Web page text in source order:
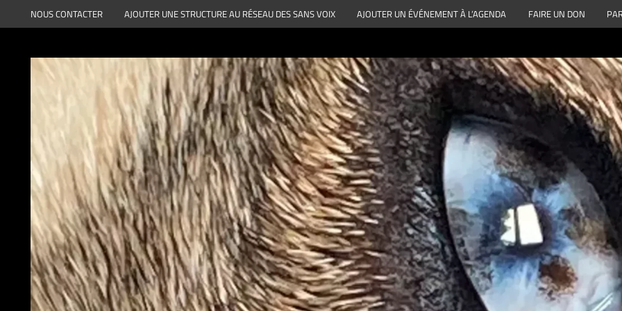
au
NOUS CONTACTER AJOUTER UNE STRUCTURE AU RÉSEAU DES SANS VOIX AJOUTER UN ÉVÉNEMENT À L’AGENDA FAIRE UN DON